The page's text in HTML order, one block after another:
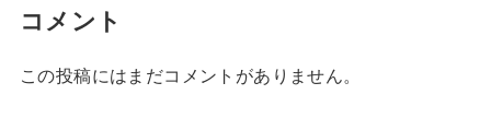
コメント
この投稿にはまだコメントがありません。